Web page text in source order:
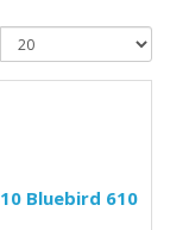
Bluebird 610